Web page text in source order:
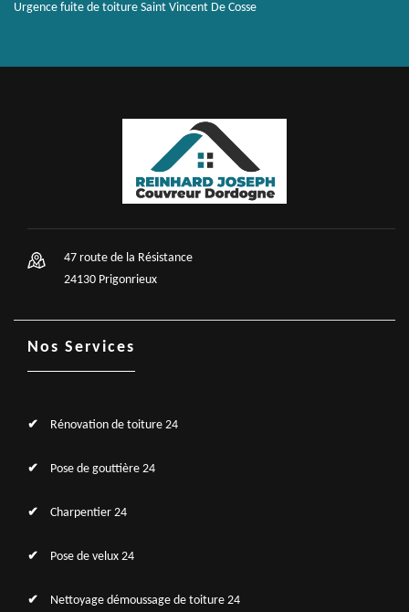
Urgence fuite de toiture Saint Vincent De Cosse
47 route de la Résistance
24130 Prigonrieux
Nos Services
Rénovation de toiture 24
Pose de gouttière 24
Charpentier 24
Pose de velux 24
Nettoyage démoussage de toiture 24